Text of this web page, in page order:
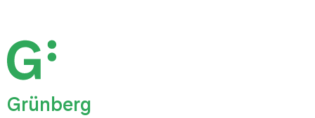
Grünberg